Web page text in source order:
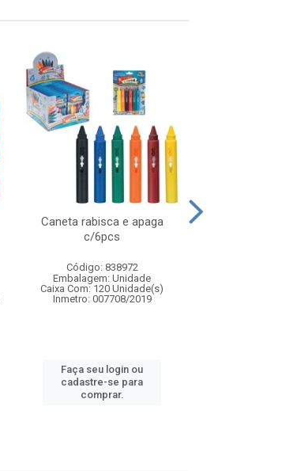
Caneta rabisca e apaga
c/6pcs
Código: 838972
Embalagem: Unidade
Caixa Com: 120 Unidade(s)
Inmetro: 007708/2019
Faça seu login ou
cadastre-se para
comprar.